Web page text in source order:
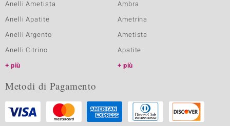
Anelli Ametista
Anelli Apatite
Anelli Argento
Anelli Citrino
più
Ambra
Ametrina
Ametista
Apatite
più
Metodi di Pagamento